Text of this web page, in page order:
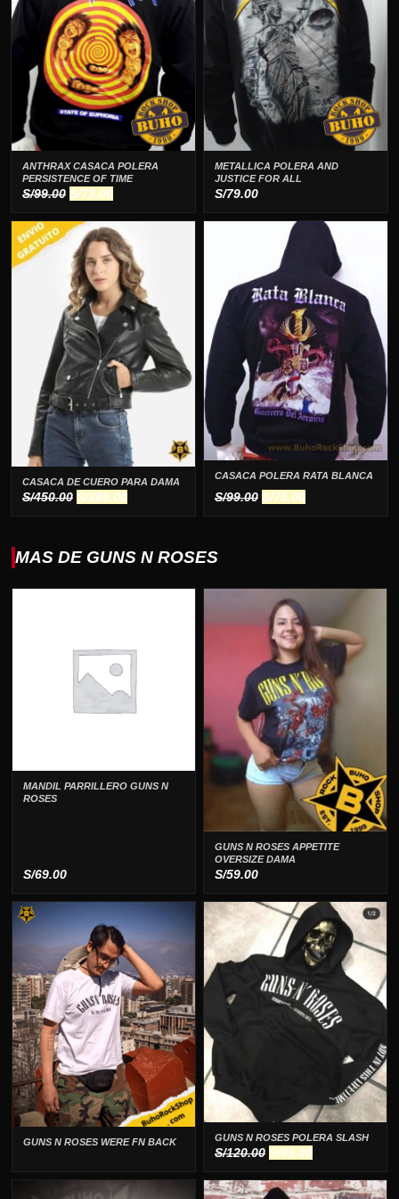
ANTHRAX CASACA POLERA
PERSISTENCE OF TIME
S/99.00 El
original
era:
S/99.00.
S/73.00El
actual
es:
S/73.00.
METALLICA POLERA AND
JUSTICE FOR ALL
S/79.00
CASACA DE CUERO PARA DAMA
S/450.00 El
era:
S/389.00El
es:
CASACA POLERA RATA BLANCA
S/99.00 El
S/75.00El
MAS DE GUNS N ROSES
MANDIL PARRILLERO GUNS N
ROSES
S/69.00
GUNS N ROSES APPETITE
OVERSIZE DAMA
S/59.00
GUNS N ROSES WERE FN BACK GUNS N ROSES POLERA SLASH
S/120.00 El
original
S/89.00El
actual